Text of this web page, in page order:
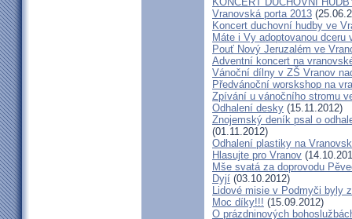
Vranovská porta 2013
Koncert duchovní hudby ve
Máte i Vy adoptovanou dceru
Pouť Nový Jeruzalém ve
Adventní koncert na
Vánoční dílny v ZŠ Vranov
Předvánoční worskshop na
Zpívání u vánočního stromu
Odhalení desky (15.11.2012)
Znojemský deník psal o
(01.11.2012)
Odhalení plastiky na
Hlasujte pro Vranov
Mše svatá za doprovodu
Dyjí (03.10.2012)
Lidové misie v Podmyči byly
Moc díky!!! (15.09.2012)
O prázdninových